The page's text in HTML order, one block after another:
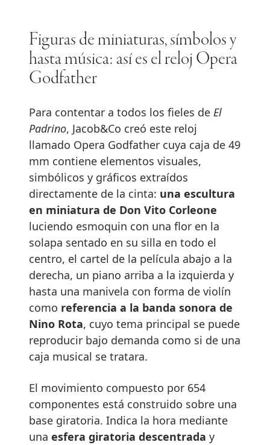
Figuras de miniaturas, símbolos y
hasta música: así es el reloj Opera
Godfather
Para contentar a todos los fieles de El
Padrino, Jacob&Co creó este reloj
llamado Opera Godfather cuya caja de 49
mm contiene elementos visuales,
simbólicos y gráficos extraídos
directamente de la cinta: una escultura
en miniatura de Don Vito Corleone
luciendo esmoquin con una flor en la
solapa sentado en su silla en todo el
centro, el cartel de la película abajo a la
derecha, un piano arriba a la izquierda y
hasta una manivela con forma de violín
como referencia a la banda sonora de
Nino Rota, cuyo tema principal se puede
reproducir bajo demanda como si de una
caja musical se tratara.
El movimiento compuesto por 654
componentes está construido sobre una
base giratoria. Indica la hora mediante
una esfera giratoria descentrada y